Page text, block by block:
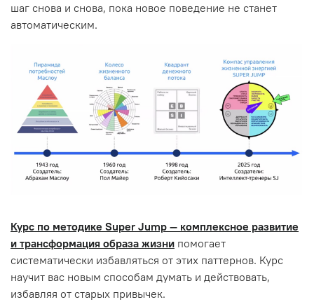
шаг снова и снова, пока новое поведение не станет
автоматическим.
Курс по методике Super Jump — комплексное развитие
и трансформация образа жизни помогает
систематически избавляться от этих паттернов. Курс
научит вас новым способам думать и действовать,
избавляя от старых привычек.